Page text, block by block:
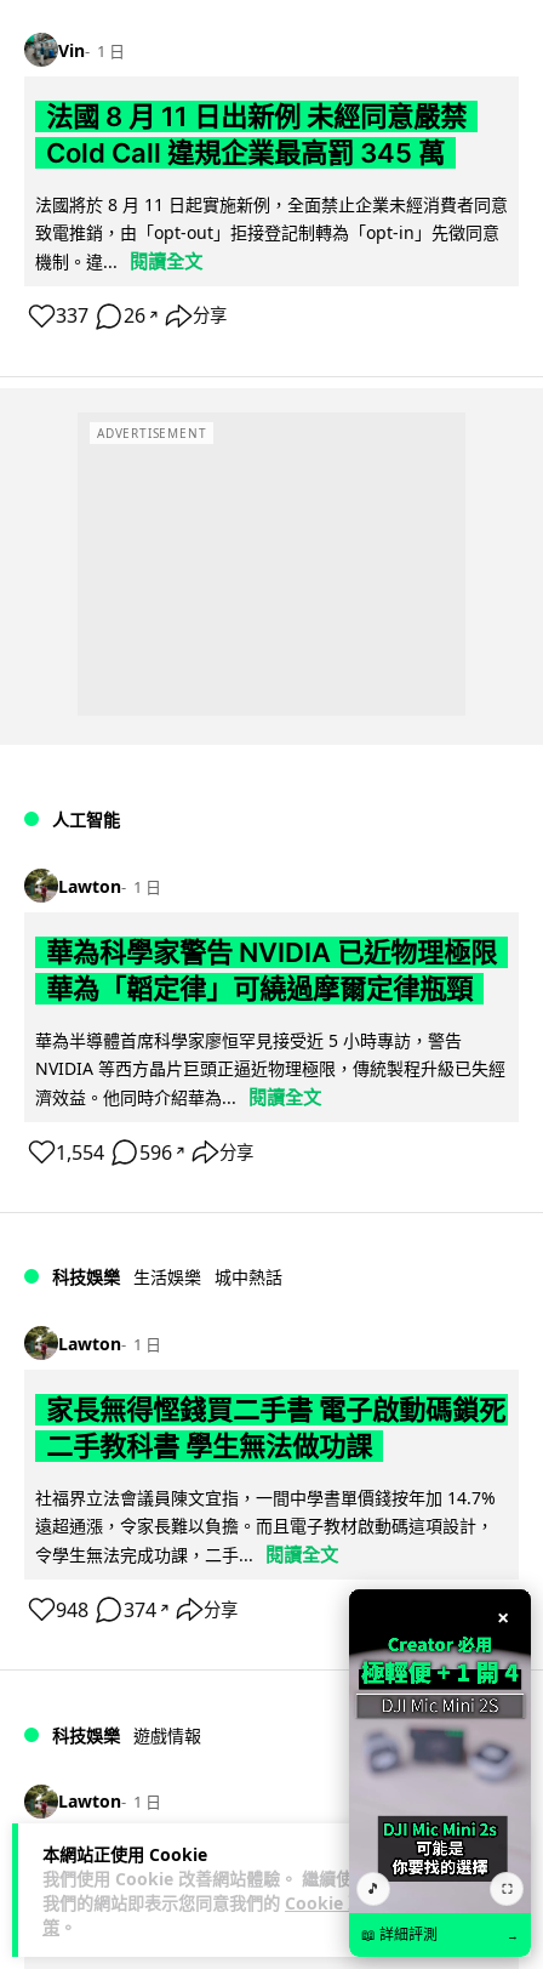
本網站正使用 Cookie
我們使用 Cookie 改善網站體驗。 繼續使用
我們的網站即表示您同意我們的 Cookie 政
策 。
Vin 1 日
法國 8 月 11 日出新例 未經同意嚴禁
Cold Call 違規企業最高罰 345 萬
法國將於 8 月 11 日起實施新例，全面禁止企業未經消費者同意
致電推銷，由「opt-out」拒接登記制轉為「opt-in」先徵同意
機制。違...
閱讀全文
337 26 ↗ 分享
ADVERTISEMENT
人工智能
Lawton 1 日
華為科學家警告 NVIDIA 已近物理極限
華為「韜定律」可繞過摩爾定律瓶頸
華為半導體首席科學家廖恒罕見接受近 5 小時專訪，警告
NVIDIA 等西方晶片巨頭正逼近物理極限，傳統製程升級已失經
濟效益。他同時介紹華為...
閱讀全文
1,554 596 ↗ 分享
科技娛樂 生活娛樂 城中熱話
Lawton 1 日
家長無得慳錢買二手書 電子啟動碼鎖死
二手教科書 學生無法做功課
社福界立法會議員陳文宜指，一間中學書單價錢按年加 14.7%
遠超通漲，令家長難以負擔。而且電子教材啟動碼這項設計，
令學生無法完成功課，二手...
閱讀全文
948 374 ↗ 分享
科技娛樂 遊戲情報
Lawton 1 日
PlayStation 確認停產實體光碟 包裝印
出重要通告 2028 年 1 月後不出光碟遊
戲
×
🎵 ⛶
📖 詳細評測 →